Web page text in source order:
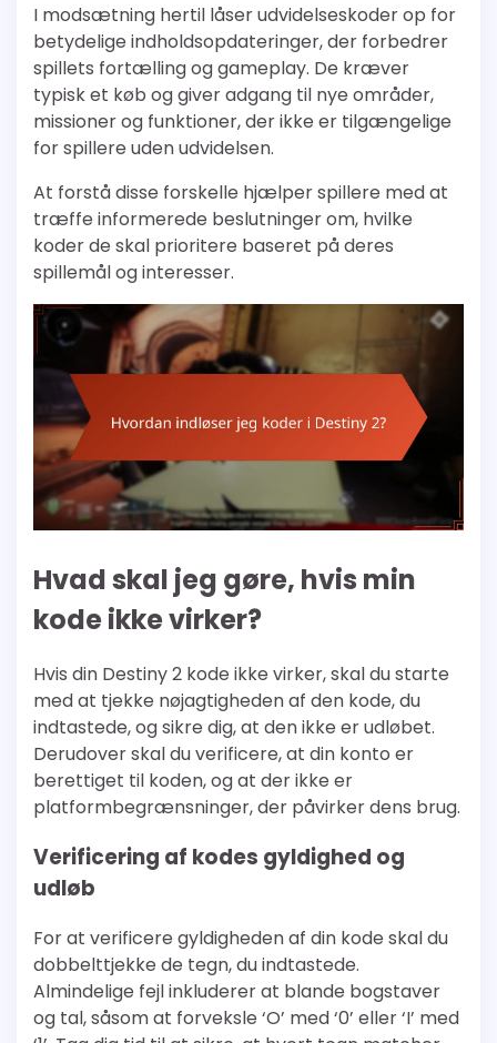
I modsætning hertil låser udvidelseskoder op for
betydelige indholdsopdateringer, der forbedrer
spillets fortælling og gameplay. De kræver
typisk et køb og giver adgang til nye områder,
missioner og funktioner, der ikke er tilgængelige
for spillere uden udvidelsen.
At forstå disse forskelle hjælper spillere med at
træffe informerede beslutninger om, hvilke
koder de skal prioritere baseret på deres
spillemål og interesser.
Hvad skal jeg gøre, hvis min
kode ikke virker?
Hvis din Destiny 2 kode ikke virker, skal du starte
med at tjekke nøjagtigheden af den kode, du
indtastede, og sikre dig, at den ikke er udløbet.
Derudover skal du verificere, at din konto er
berettiget til koden, og at der ikke er
platformbegrænsninger, der påvirker dens brug.
Verificering af kodes gyldighed og
udløb
For at verificere gyldigheden af din kode skal du
dobbelttjekke de tegn, du indtastede.
Almindelige fejl inkluderer at blande bogstaver
og tal, såsom at forveksle ‘O’ med ‘0’ eller ‘I’ med